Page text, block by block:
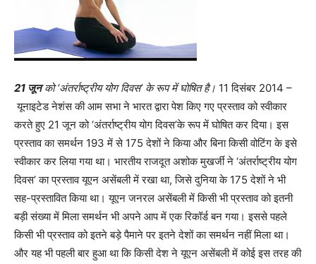
21 जूनको ‘अंतर्राष्ट्रीय योग दिवस’ के रूप में घोषित है। 11 दिसंबर 2014 –
यूनाइटेड नेशंस की आम सभा ने भारत द्वारा पेश किए गए प्रस्ताव को स्वीकार
करते हुए 21 जून को ‘अंतर्राष्ट्रीय योग दिवस’के रूप में घोषित कर दिया। इस
प्रस्ताव का समर्थन 193 में से 175 देशों ने किया और बिना किसी वोटिंग के इसे
स्वीकार कर लिया गया था। भारतीय राजदूत अशोक मुखर्जी ने ‘अंतर्राष्ट्रीय योग
दिवस’ का प्रस्ताव यूएन असेंबली में रखा था, जिसे दुनिया के 175 देशों ने भी
सह-प्रस्तावित किया था। यूएन जनरल असेंबली में किसी भी प्रस्ताव को इतनी
बड़ी संख्या में मिला समर्थन भी अपने आप में एक रिकॉर्ड बन गया। इससे पहले
किसी भी प्रस्ताव को इतने बड़े पैमाने पर इतने देशों का समर्थन नहीं मिला था।
और यह भी पहली बार हुआ था कि किसी देश ने यूएन असेंबली में कोई इस तरह की